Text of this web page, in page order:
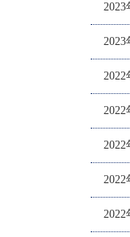
2023
2023
2022
2022
2022
2022
2022